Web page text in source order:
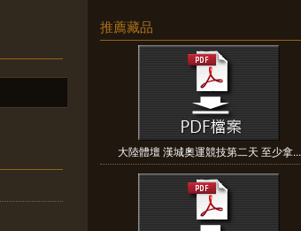
推薦藏品
大陸體壇 漢城奧運競技第二天 至少拿...